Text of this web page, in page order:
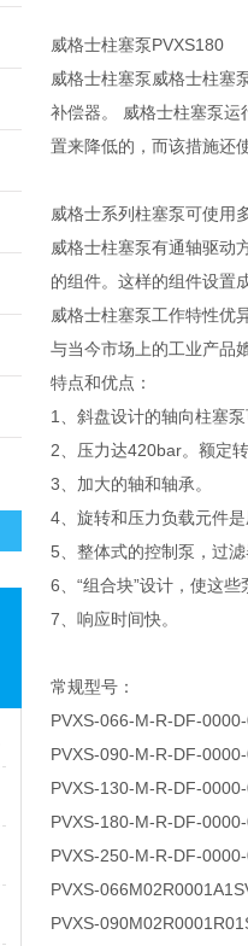
威格士柱塞泵PVXS180
威格士柱塞泵威格士柱塞
补偿器。 威格士柱塞泵
置来降低的，而该措施还
威格士系列柱塞泵可使用
威格士柱塞泵有通轴驱动
的组件。这样的组件设置
威格士柱塞泵工作特性优
与当今市场上的工业产品
特点和优点：
1、斜盘设计的轴向柱塞
2、压力达420bar。额定
3、加大的轴和轴承。
4、旋转和压力负载元件是
5、整体式的控制泵，过滤
6、“组合块”设计，使这些
7、响应时间快。
常规型号：
PVXS-066-M-R-DF-
PVXS-090-M-R-DF-
PVXS-130-M-R-DF-
PVXS-180-M-R-DF-
PVXS-250-M-R-DF-
PVXS-
PVXS-